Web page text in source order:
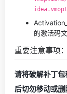
的激活码文
重要注意事项：
请将破解补丁
后切勿移动或删